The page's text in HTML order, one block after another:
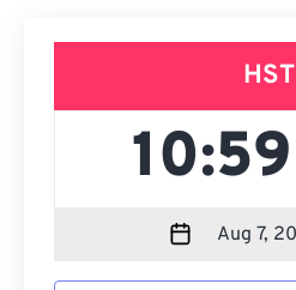
HST